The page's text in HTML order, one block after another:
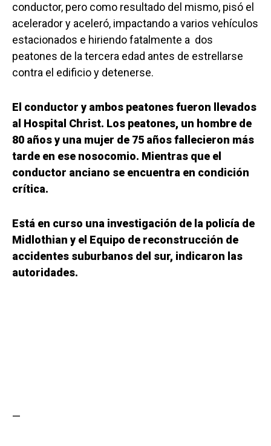
conductor, pero como resultado del mismo, pisó el
acelerador y aceleró, impactando a varios vehículos
estacionados e hiriendo fatalmente a dos
peatones de la tercera edad antes de estrellarse
contra el edificio y detenerse.
El conductor y ambos peatones fueron llevados
al Hospital Christ. Los peatones, un hombre de
80 años y una mujer de 75 años fallecieron más
tarde en ese nosocomio. Mientras que el
conductor anciano se encuentra en condición
crítica.
Está en curso una investigación de la policía de
Midlothian y el Equipo de reconstrucción de
accidentes suburbanos del sur, indicaron las
autoridades.
—